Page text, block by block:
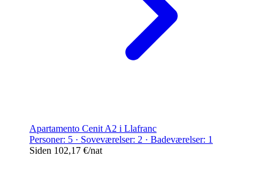
Apartamento Cenit A2 i Llafranc
Personer: 5 · Soveværelser: 2 · Badeværelser: 1
Siden 102,17 €/nat